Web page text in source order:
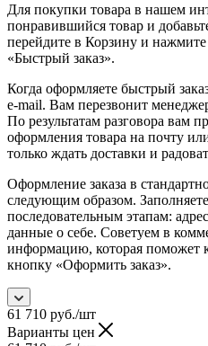
Для покупки товара в нашем
понравившийся товар и
перейдите в Корзину и
«Быстрый заказ».
Когда оформляете быстрый
e-mail. Вам перезвонит
По результатам разговора вам
оформления товара на почту
только ждать доставки и
Оформление заказа в
следующим образом.
последовательным этапам:
данные о себе. Советуем в
информацию, которая поможет
кнопку «Оформить заказ».
61 710 руб./шт
Варианты цен